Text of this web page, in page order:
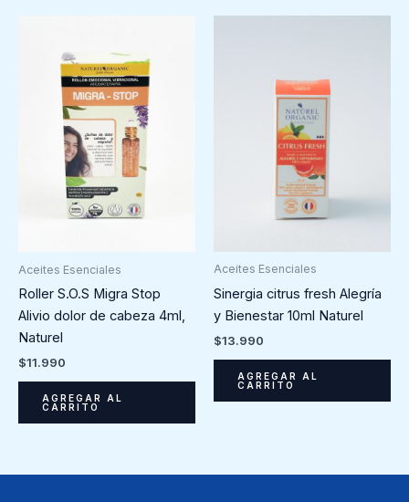
Aceites Esenciales
Roller S.O.S Migra Stop
Alivio dolor de cabeza 4ml,
Naturel
$11.990
AGREGAR AL
CARRITO
Aceites Esenciales
Sinergia citrus fresh Alegría
y Bienestar 10ml Naturel
$13.990
AGREGAR AL
CARRITO